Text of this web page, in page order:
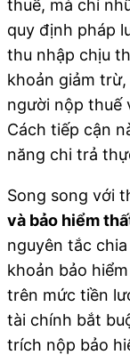
thuế, mà chỉ
quy định pháp
thu nhập chịu
khoản giảm
người nộp thuế
Cách tiếp cận
năng chi trả
Song song với
và bảo hiểm
nguyên tắc
khoản bảo
trên mức tiền
tài chính bắt
trích nộp bảo